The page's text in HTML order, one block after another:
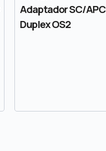
Adaptador SC/APC
Duplex OS2